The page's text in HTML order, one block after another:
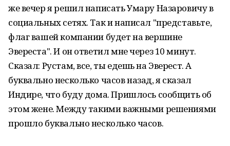
же вечер я решил написать Умару Назаровичу в
социальных сетях. Так и написал "представьте,
флаг вашей компании будет на вершине
Эвереста". И он ответил мне через 10 минут.
Сказал: Рустам, все, ты едешь на Эверест. А
буквально несколько часов назад, я сказал
Индире, что буду дома. Пришлось сообщить об
этом жене. Между такими важными решениями
прошло буквально несколько часов.